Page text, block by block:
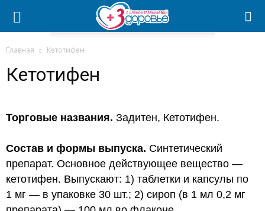
Главная Кетотифен
Кетотифен
Торговые названия. Задитен, Кетотифен.
Состав и формы выпуска. Синтетический
препарат. Основное действующее вещество —
кетотифен. Выпускают: 1) таблетки и капсулы по
1 мг — в упаковке 30 шт.; 2) сироп (в 1 мл 0,2 мг